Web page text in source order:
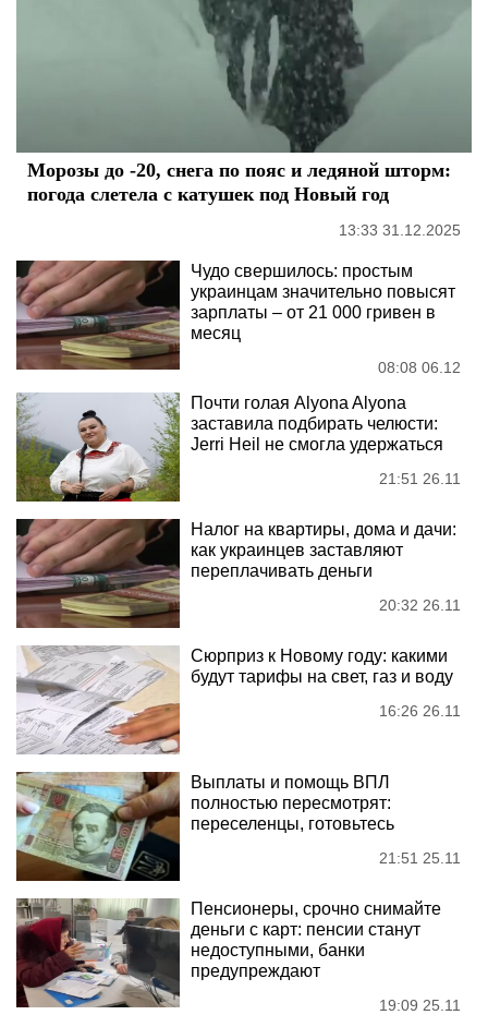
Морозы до -20, снега по пояс и ледяной шторм:
погода слетела с катушек под Новый год
13:33 31.12.2025
Чудо свершилось: простым
украинцам значительно повысят
зарплаты – от 21 000 гривен в
месяц
08:08 06.12
Почти голая Alyona Alyona
заставила подбирать челюсти:
Jerri Heil не смогла удержаться
21:51 26.11
Налог на квартиры, дома и дачи:
как украинцев заставляют
переплачивать деньги
20:32 26.11
Сюрприз к Новому году: какими
будут тарифы на свет, газ и воду
16:26 26.11
Выплаты и помощь ВПЛ
полностью пересмотрят:
переселенцы, готовьтесь
21:51 25.11
Пенсионеры, срочно снимайте
деньги с карт: пенсии станут
недоступными, банки
предупреждают
19:09 25.11